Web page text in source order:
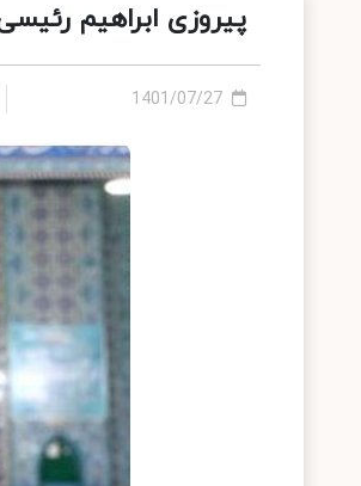
پیروزی ابراهیم
1401/07/27